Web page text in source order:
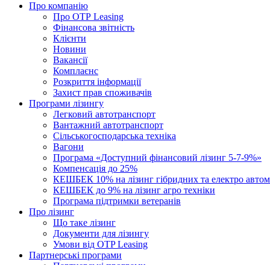
Про компанію
Про ОТР Leasing
Фінансова звітність
Клієнти
Новини
Вакансії
Комплаєнс
Розкриття інформації
Захист прав споживачів
Програми лізингу
Легковий автотранспорт
Вантажний автотранспорт
Cільськогосподарська техніка
Вагони
Програма «Доступний фінансовий лізинг 5-7-9%»
Компенсація до 25%
КЕШБЕК 10% на лізинг гібридних та електро
КЕШБЕК до 9% на лізинг агро техніки
Програма підтримки ветеранів
Про лізинг
Що таке лізинг
Документи для лізингу
Умови від OTP Leasing
Партнерські програми